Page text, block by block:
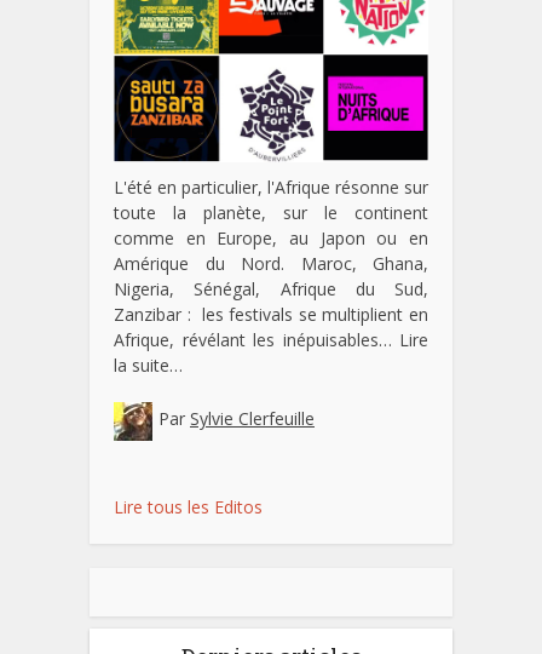
L'été en particulier, l'Afrique résonne sur
toute la planète, sur le continent
comme en Europe, au Japon ou en
Amérique du Nord. Maroc, Ghana,
Nigeria, Sénégal, Afrique du Sud,
Zanzibar : les festivals se multiplient en
Afrique, révélant les inépuisables… Lire
la suite…
Par Sylvie Clerfeuille
Lire tous les Editos